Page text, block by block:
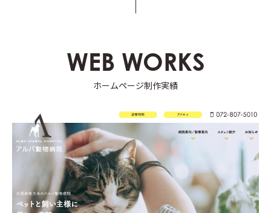
WEB WORKS
ホームページ制作実績